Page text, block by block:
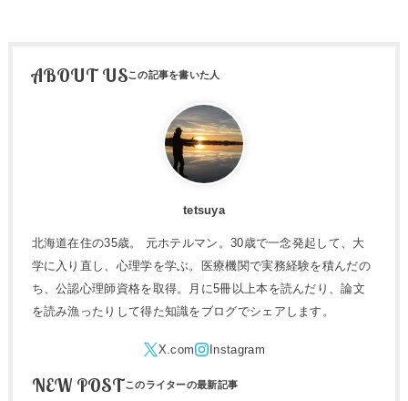
ABOUT US
tetsuya
北海道在住の35歳。 元ホテルマン。30歳で一念発起して、大
学に入り直し、心理学を学ぶ。医療機関で実務経験を積んだの
ち、公認心理師資格を取得。月に5冊以上本を読んだり、論文
を読み漁ったりして得た知識をブログでシェアします。
NEW POST